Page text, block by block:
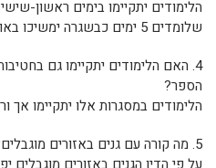
שלומדים 5 ימים כבשגרה ימשיכו באותה מתכונת.
4. האם הלימודים יתקיימו גם
הספר?
הלימודים במסגרות אלו יתקיימו אך
5. מה קורה עם גנים באזורים מוגבלים?